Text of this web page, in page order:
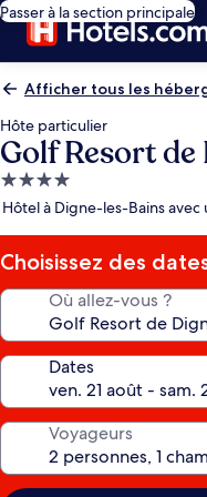
Passer à la section principale
Afficher tous les
Hôte particulier
Golf Resort
Hébergement
4.0 étoiles
Hôtel à Digne-les-Bains
Choisissez des
Où allez-vous ?
Dates
Voyageurs